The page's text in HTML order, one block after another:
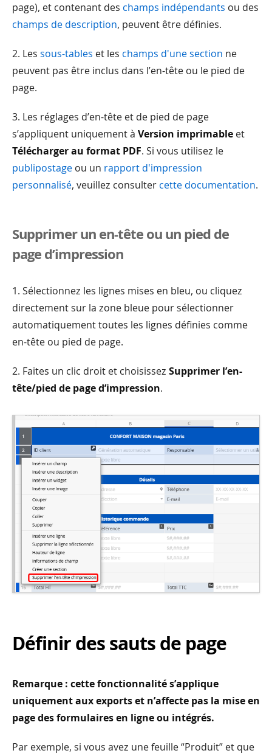
page), et contenant des champs indépendants ou des
champs de description, peuvent être définies.
2. Les sous-tables et les champs d'une section ne
peuvent pas être inclus dans l’en-tête ou le pied de
page.
3. Les réglages d’en-tête et de pied de page
s’appliquent uniquement à Version imprimable et
Télécharger au format PDF. Si vous utilisez le
publipostage ou un rapport d'impression
personnalisé, veuillez consulter cette documentation.
Supprimer un en-tête ou un pied de
page d’impression
1. Sélectionnez les lignes mises en bleu, ou cliquez
directement sur la zone bleue pour sélectionner
automatiquement toutes les lignes définies comme
en-tête ou pied de page.
2. Faites un clic droit et choisissez Supprimer l’en-
tête/pied de page d’impression.
Définir des sauts de page
Remarque : cette fonctionnalité s’applique
uniquement aux exports et n’affecte pas la mise en
page des formulaires en ligne ou intégrés.
Par exemple, si vous avez une feuille “Produit” et que